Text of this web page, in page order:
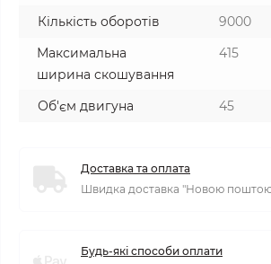
Кількість оборотів
9000
Максимальна
ширина скошування
415
Об'єм двигуна 45
Доставка та оплата
Швидка доставка "Новою поштою"
Будь-які способи оплати